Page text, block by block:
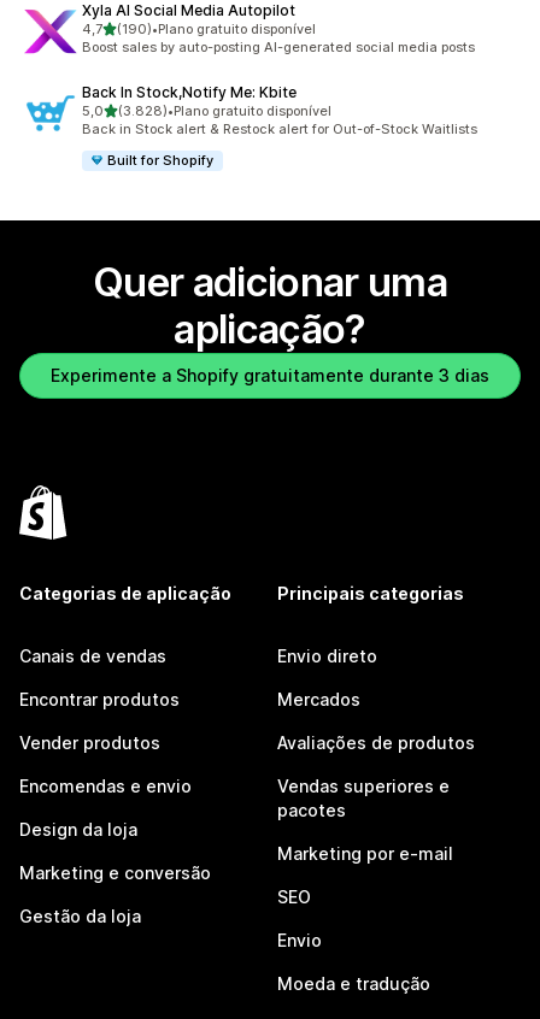
Xyla AI Social Media Autopilot
4,7de 5 estrelas
(190)
190 total de avaliações
•Plano gratuito disponível
Boost sales by auto-posting AI-generated social media posts
Back In Stock,Notify Me: Kbite
5,0de 5 estrelas
(3.828)
3828 total de avaliações
•Plano gratuito disponível
Back in Stock alert & Restock alert for Out-of-Stock Waitlists
Built for Shopify
Quer adicionar uma
aplicação?
Experimente a Shopify gratuitamente durante 3 dias
Categorias de aplicação
Canais de vendas
Encontrar produtos
Vender produtos
Encomendas e envio
Design da loja
Marketing e conversão
Gestão da loja
Principais categorias
Envio direto
Mercados
Avaliações de produtos
Vendas superiores e
pacotes
Marketing por e-mail
SEO
Envio
Moeda e tradução